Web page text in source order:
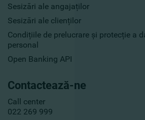
Sesizări ale angajaților
Sesizări ale clienților
Condițiile de prelucrare și protecție a
personal
Open Banking API
Contactează-ne
Call center
022 269 999